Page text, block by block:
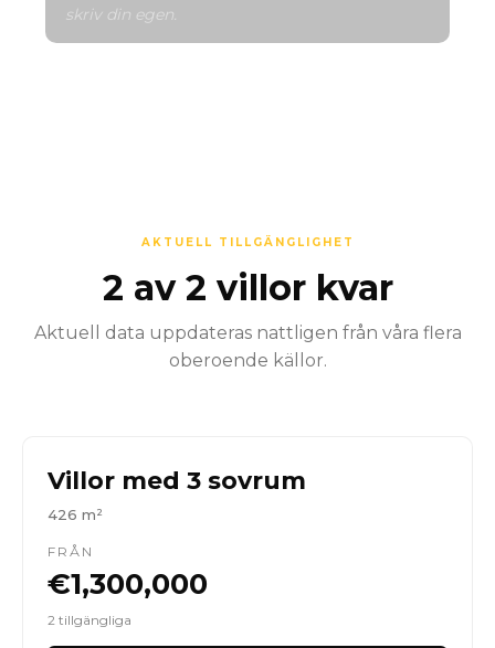
skriv din egen.
AKTUELL TILLGÄNGLIGHET
2 av 2 villor kvar
Aktuell data uppdateras nattligen från våra flera
oberoende källor.
Villor med 3 sovrum
426 m²
FRÅN
€1,300,000
2 tillgängliga